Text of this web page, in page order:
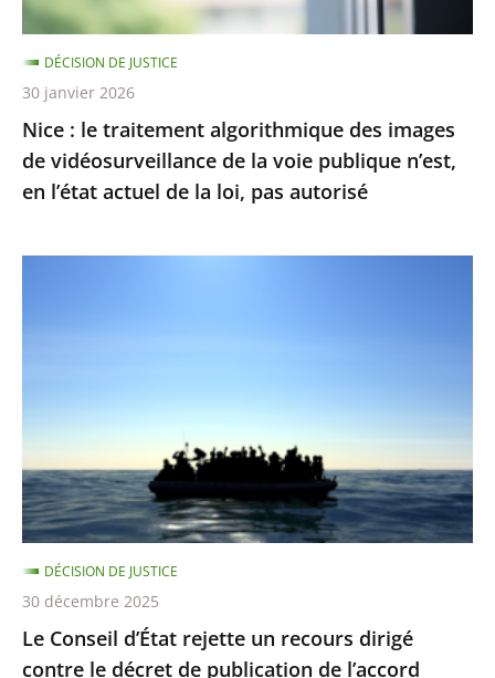
vidéosurveillance
de
la
voie
publique
n’est,
en
actuel
Nice : le traitement algorithmique des images
de vidéosurveillance de la voie publique n’est,
en l’état actuel de la loi, pas autorisé
DÉCISION DE JUSTICE
30 janvier 2026
recours
contre
le
décret
de
publication
de
l’accord
Le Conseil d’État rejette un recours dirigé
contre le décret de publication de l’accord
DÉCISION DE JUSTICE
30 décembre 2025